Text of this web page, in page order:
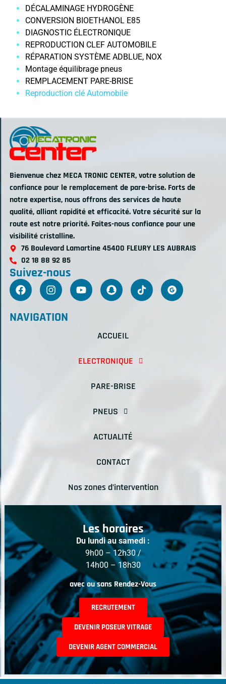
DÉCALAMINAGE HYDROGÈNE
CONVERSION BIOETHANOL E85
DIAGNOSTIC ÉLECTRONIQUE
REPRODUCTION CLEF AUTOMOBILE
RÉPARATION SYSTÈME ADBLUE, NOX
Montage équilibrage pneus
REMPLACEMENT PARE-BRISE
Reproduction clé Automobile
Bienvenue chez MECA TRONIC CENTER, votre solution de
confiance pour le remplacement de pare-brise. Forts de
notre expertise, nous offrons des services de haute
qualité, alliant rapidité et efficacité. Votre sécurité sur la
route est notre priorité. Faites-nous confiance pour une
visibilité cristalline.
76 Boulevard Lamartine 45400 FLEURY LES AUBRAIS
02 18 88 92 85
Suivez-nous
NAVIGATION
ACCUEIL
ELECTRONIQUE
PARE-BRISE
PNEUS
ACTUALITÉ
CONTACT
Nos zones d’intervention
Les horaires
Du lundi au samedi :
9h00 – 12h30 /
14h00 – 18h30
avec ou sans Rendez-Vous
RECRUTEMENT
DEVENIR POSEUR VITRAGE
DEVENIR AGENT COMMERCIAL